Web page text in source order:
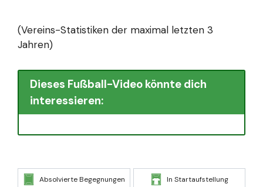
(Vereins-Statistiken der maximal letzten 3
Jahren)
Dieses Fußball-Video könnte dich
interessieren:
Absolvierte Begegnungen In Startaufstellung